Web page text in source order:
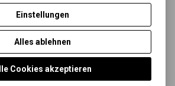
von Schwarzweißfilmen und
Produkt
Einstellungen
Alles ablehnen
Cookies akzeptieren